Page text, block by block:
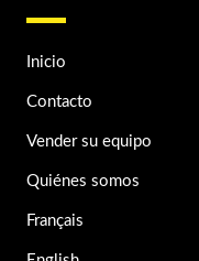
Inicio
Contacto
Vender su equipo
Quiénes somos
Français